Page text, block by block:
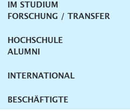
IM STUDIUM
FORSCHUNG / TRANSFER
HOCHSCHULE
ALUMNI
INTERNATIONAL
BESCHÄFTIGTE